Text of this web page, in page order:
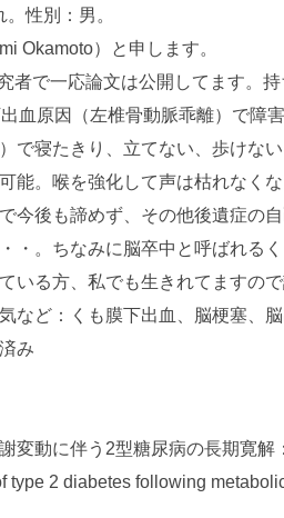
性別：男。
Okamoto）と申します。
者で一応論文は公開してます。
血原因（左椎骨動脈乖離）で障
で寝たきり、立てない、歩けな
能。喉を強化して声は枯れなく
今後も諦めず、その他後遺症の
・。ちなみに脳卒中と呼ばれる
いる方、私でも生きれてますの
など：くも膜下出血、脳梗塞、
み
変動に伴う2型糖尿病の長期寛
type 2 diabetes following